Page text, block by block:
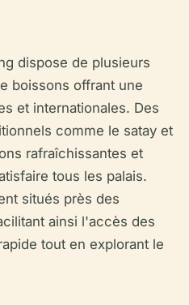
dispose de plusieurs
boissons offrant une
et internationales. Des
comme le satay et
rafraîchissantes et
tous les palais.
situés près des
ainsi l'accès des
tout en explorant le